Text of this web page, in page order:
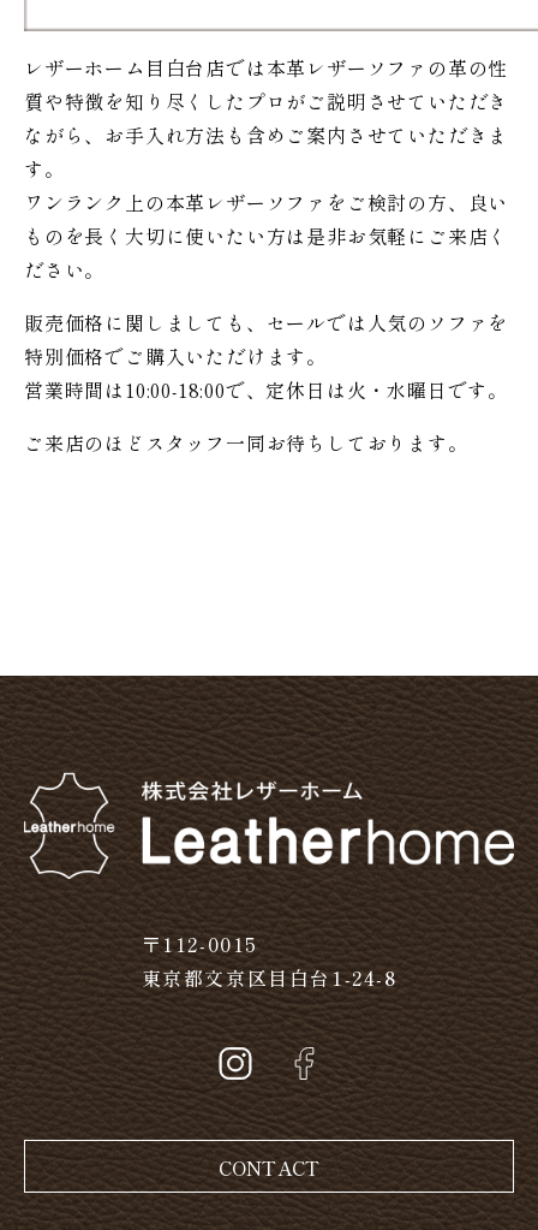
レザーホーム目白台店では本革レザーソファの革の性
質や特徴を知り尽くしたプロがご説明させていただき
ながら、お手入れ方法も含めご案内させていただきま
す。
ワンランク上の本革レザーソファをご検討の方、良い
ものを長く大切に使いたい方は是非お気軽にご来店く
ださい。
販売価格に関しましても、セールでは人気のソファを
特別価格でご購入いただけます。
営業時間は10:00-18:00で、定休日は火・水曜日です。
ご来店のほどスタッフ一同お待ちしております。
〒112-0015
東京都文京区目白台1-24-8
CONTACT